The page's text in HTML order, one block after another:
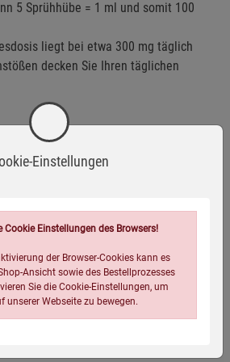
5 Sprühhübe = 1 ml und somit 100
liegt bei etwa 300 mg täglich
decken Sie Ihren täglichen
Einstellungen
Cookie Einstellungen des Browsers!
der Browser-Cookies kann es
Ansicht sowie des Bestellprozesses
Sie die Cookie-Einstellungen, um
unserer Webseite zu bewegen.